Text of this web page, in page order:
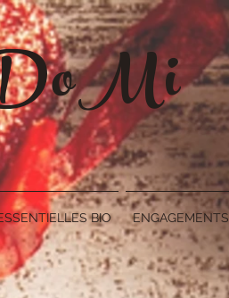
BIO ENGAGEMENTS